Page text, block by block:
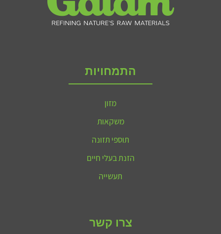
התמחויות
מזון
משקאות
תוספי תזונה
הזנת בעלי חיים
תעשייה
צרו קשר